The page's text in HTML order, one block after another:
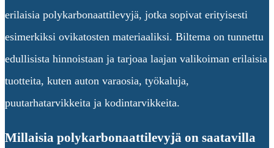
erilaisia polykarbonaattilevyjä, jotka sopivat erityisesti
esimerkiksi ovikatosten materiaaliksi. Biltema on tunnettu
edullisista hinnoistaan ja tarjoaa laajan valikoiman erilaisia
tuotteita, kuten auton varaosia, työkaluja,
puutarhatarvikkeita ja kodintarvikkeita.
Millaisia polykarbonaattilevyjä on saatavilla